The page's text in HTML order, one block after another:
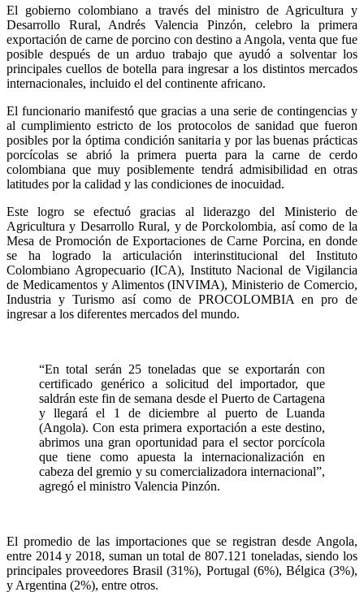
El gobierno colombiano a través del ministro de Agricultura y
Desarrollo Rural, Andrés Valencia Pinzón, celebro la primera
exportación de carne de porcino con destino a Angola, venta que fue
posible después de un arduo trabajo que ayudó a solventar los
principales cuellos de botella para ingresar a los distintos mercados
internacionales, incluido el del continente africano.
El funcionario manifestó que gracias a una serie de contingencias y
al cumplimiento estricto de los protocolos de sanidad que fueron
posibles por la óptima condición sanitaria y por las buenas prácticas
porcícolas se abrió la primera puerta para la carne de cerdo
colombiana que muy posiblemente tendrá admisibilidad en otras
latitudes por la calidad y las condiciones de inocuidad.
Este logro se efectuó gracias al liderazgo del Ministerio de
Agricultura y Desarrollo Rural, y de Porckolombia, así como de la
Mesa de Promoción de Exportaciones de Carne Porcina, en donde
se ha logrado la articulación interinstitucional del Instituto
Colombiano Agropecuario (ICA), Instituto Nacional de Vigilancia
de Medicamentos y Alimentos (INVIMA), Ministerio de Comercio,
Industria y Turismo así como de PROCOLOMBIA en pro de
ingresar a los diferentes mercados del mundo.
“En total serán 25 toneladas que se exportarán con
certificado genérico a solicitud del importador, que
saldrán este fin de semana desde el Puerto de Cartagena
y llegará el 1 de diciembre al puerto de Luanda
(Angola). Con esta primera exportación a este destino,
abrimos una gran oportunidad para el sector porcícola
que tiene como apuesta la internacionalización en
cabeza del gremio y su comercializadora internacional”,
agregó el ministro Valencia Pinzón.
El promedio de las importaciones que se registran desde Angola,
entre 2014 y 2018, suman un total de 807.121 toneladas, siendo los
principales proveedores Brasil (31%), Portugal (6%), Bélgica (3%),
y Argentina (2%), entre otros.